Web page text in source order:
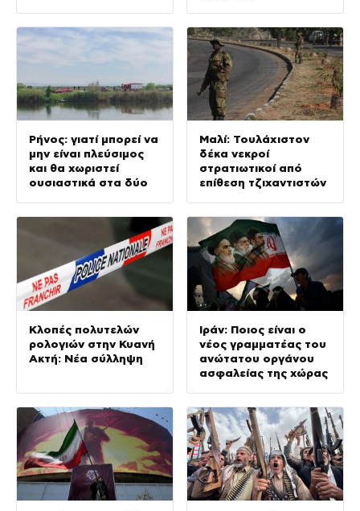
Ρήνος: γιατί μπορεί να
μην είναι πλεύσιμος
και θα χωριστεί
ουσιαστικά στα δύο
Μαλί: Τουλάχιστον
δέκα νεκροί
στρατιωτικοί από
επίθεση τζιχαντιστών
Κλοπές πολυτελών
ρολογιών στην Κυανή
Ακτή: Νέα σύλληψη
Ιράν: Ποιος είναι ο
νέος γραμματέας του
ανώτατου οργάνου
ασφαλείας της χώρας